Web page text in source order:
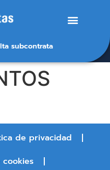
subcontrata
de privacidad